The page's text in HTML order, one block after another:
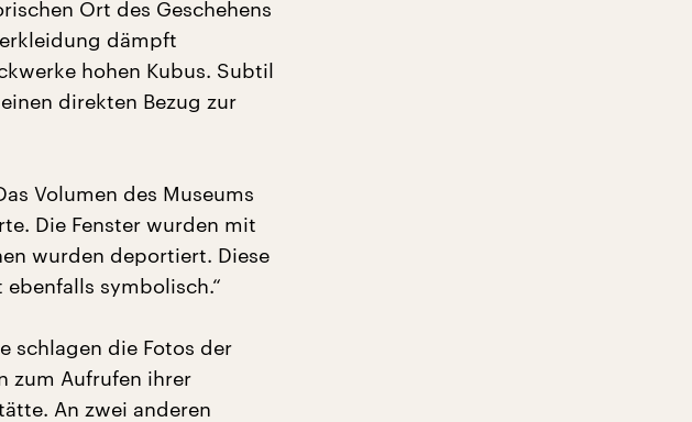
Ort des Geschehens
dämpft
hohen Kubus. Subtil
direkten Bezug zur
Volumen des Museums
Die Fenster wurden mit
wurden deportiert. Diese
symbolisch.“
schlagen die Fotos der
zum Aufrufen ihrer
An zwei anderen